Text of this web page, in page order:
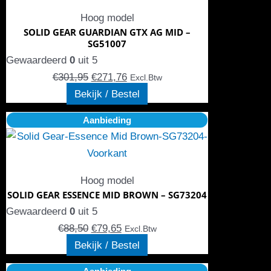
Hoog model
SOLID GEAR GUARDIAN GTX AG MID –
SG51007
Gewaardeerd 0 uit 5
€301,95 €271,76 Excl.Btw
Bekijk / Bestel
variaties.
Deze
kan
gekozen
op
de
productpagina
Aanbieding
Hoog model
SOLID GEAR ESSENCE MID BROWN – SG73204
Gewaardeerd 0 uit 5
€88,50
Oorspronkelijke
prijs
was:
€79,65
Huidige
prijs
is:
Excl.Btw
Bekijk / Bestel
Dit
product
heeft
variaties.
kan
gekozen